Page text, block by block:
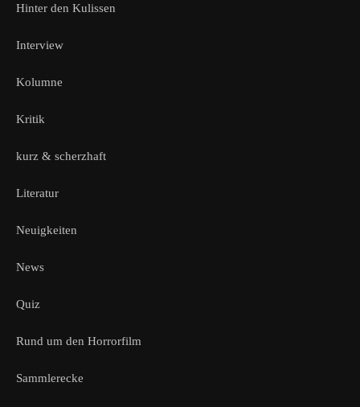
Hinter den Kulissen
Interview
Kolumne
Kritik
kurz & scherzhaft
Literatur
Neuigkeiten
News
Quiz
Rund um den Horrorfilm
Sammlerecke